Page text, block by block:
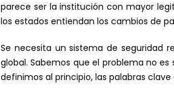
parece ser la institución con mayor
los estados entiendan los cambios de
Se necesita un sistema de seguridad
global. Sabemos que el problema no
definimos al principio, las palabras